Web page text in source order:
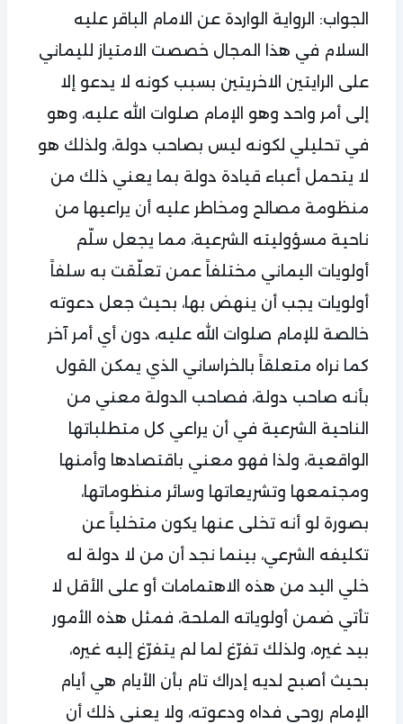
الجواب: الرواية الواردة عن الامام الباقر عليه
السلام في هذا المجال خصصت الامتياز لليماني
على الرايتين الاخريتين بسبب كونه لا يدعو إلا
إلى أمر واحد وهو الإمام صلوات الله عليه، وهو
في تحليلي لكونه ليس بصاحب دولة، ولذلك هو
لا يتحمل أعباء قيادة دولة بما يعني ذلك من
منظومة مصالح ومخاطر عليه أن يراعيها من
ناحية مسؤوليته الشرعية، مما يجعل سلّم
أولويات اليماني مختلفاً عمن تعلّقت به سلفاً
أولويات يجب أن ينهض بها، بحيث جعل دعوته
خالصة للإمام صلوات الله عليه، دون أي أمر آخر
كما نراه متعلقاً بالخراساني الذي يمكن القول
بأنه صاحب دولة، فصاحب الدولة معني من
الناحية الشرعية في أن يراعي كل متطلباتها
الواقعية، ولذا فهو معني باقتصادها وأمنها
ومجتمعها وتشريعاتها وسائر منظوماتها،
بصورة لو أنه تخلى عنها يكون متخلياً عن
تكليفه الشرعي، بينما نجد أن من لا دولة له
خلي اليد من هذه الاهتمامات أو على الأقل لا
تأتي ضمن أولوياته الملحة، فمثل هذه الأمور
بيد غيره، ولذلك تفرّغ لما لم يتفرّغ إليه غيره،
بحيث أصبح لديه إدراك تام بأن الأيام هي أيام
الإمام روحي فداه ودعوته، ولا يعني ذلك أن